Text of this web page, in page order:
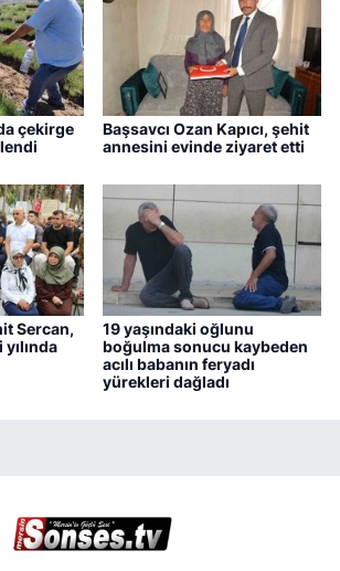
çekirge
Başsavcı Ozan Kapıcı, şehit
annesini evinde ziyaret etti
Sercan,
19 yaşındaki oğlunu
boğulma sonucu kaybeden
acılı babanın feryadı
yürekleri dağladı